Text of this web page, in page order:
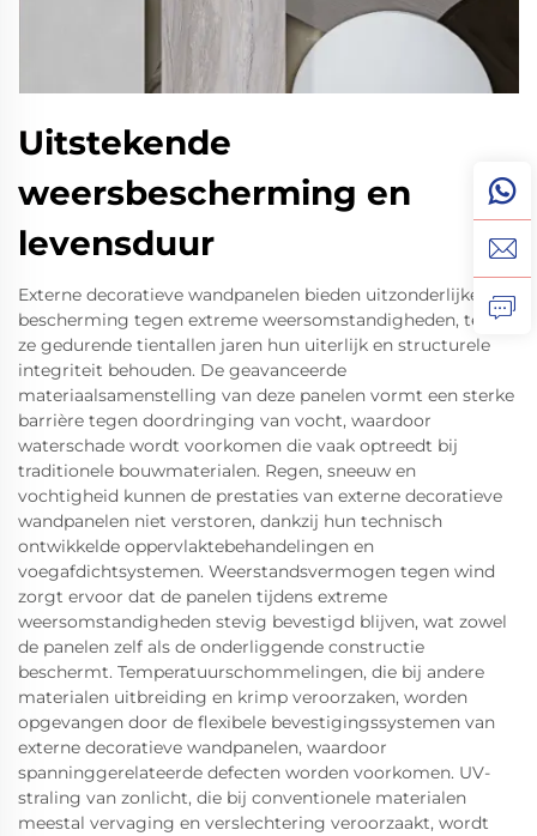
Uitstekende
weersbescherming en
levensduur
Externe decoratieve wandpanelen bieden uitzonderlijke
bescherming tegen extreme weersomstandigheden, terwijl
ze gedurende tientallen jaren hun uiterlijk en structurele
integriteit behouden. De geavanceerde
materiaalsamenstelling van deze panelen vormt een sterke
barrière tegen doordringing van vocht, waardoor
waterschade wordt voorkomen die vaak optreedt bij
traditionele bouwmaterialen. Regen, sneeuw en
vochtigheid kunnen de prestaties van externe decoratieve
wandpanelen niet verstoren, dankzij hun technisch
ontwikkelde oppervlaktebehandelingen en
voegafdichtsystemen. Weerstandsvermogen tegen wind
zorgt ervoor dat de panelen tijdens extreme
weersomstandigheden stevig bevestigd blijven, wat zowel
de panelen zelf als de onderliggende constructie
beschermt. Temperatuurschommelingen, die bij andere
materialen uitbreiding en krimp veroorzaken, worden
opgevangen door de flexibele bevestigingssystemen van
externe decoratieve wandpanelen, waardoor
spanninggerelateerde defecten worden voorkomen. UV-
straling van zonlicht, die bij conventionele materialen
meestal vervaging en verslechtering veroorzaakt, wordt